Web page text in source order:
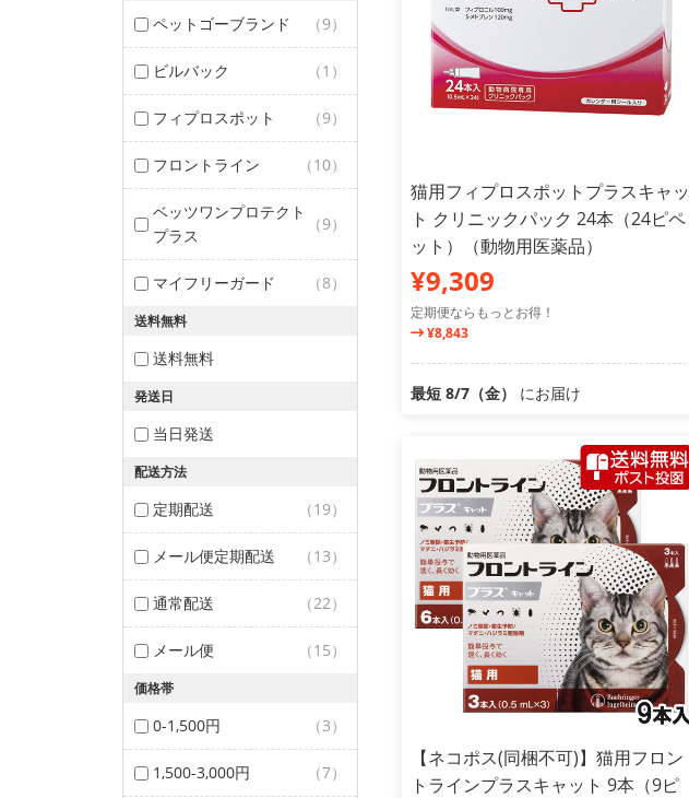
ペットゴーブランド （9）
ビルバック （1）
フィプロスポット （9）
フロントライン （10）
ベッツワンプロテクト
プラス
（9）
マイフリーガード （8）
送料無料
送料無料
発送日
当日発送
配送方法
定期配送 （19）
メール便定期配送 （13）
通常配送 （22）
メール便 （15）
価格帯
0-1,500円 （3）
1,500-3,000円 （7）
猫用フィプロスポットプラスキャッ
ト クリニックパック 24本（24ピペ
ット）（動物用医薬品）
¥9,309
定期便ならもっとお得！
¥8,843
最短 8/7（金） にお届け
【ネコポス(同梱不可)】猫用フロン
トラインプラスキャット 9本（9ピ